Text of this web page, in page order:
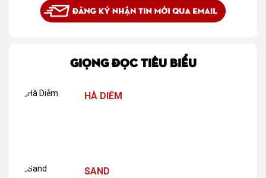
GIỌNG ĐỌC TIÊU BIỂU
HÀ DIỄM
SAND